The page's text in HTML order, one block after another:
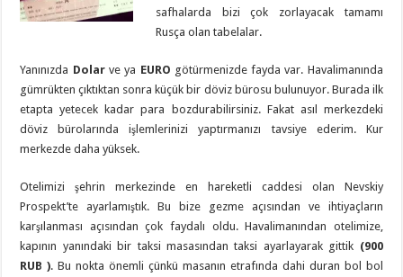
safhalarda bizi çok zorlayacak tamamı
Rusça olan tabelalar.
Yanınızda Dolarve ya EURO götürmenizde fayda var. Havalimanında
gümrükten çıktıktan sonra küçük bir döviz bürosu bulunuyor. Burada ilk
etapta yetecek kadar para bozdurabilirsiniz. Fakat asıl merkezdeki
döviz bürolarında işlemlerinizi yaptırmanızı tavsiye ederim. Kur
merkezde daha yüksek.
Otelimizi şehrin merkezinde en hareketli caddesi olan Nevskiy
Prospekt’te ayarlamıştık. Bu bize gezme açısından ve ihtiyaçların
karşılanması açısından çok faydalı oldu. Havalimanından otelimize,
kapının yanındaki bir taksi masasından taksi ayarlayarak gittik (900
RUB ). Bu nokta önemli çünkü masanın etrafında dahi duran bol bol